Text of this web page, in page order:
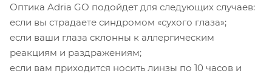
Оптика Adria GO подойдет для следующих случаев:
если вы страдаете синдромом «сухого глаза»;
если ваши глаза склонны к аллергическим
реакциям и раздражениям;
если вам приходится носить линзы по 10 часов и